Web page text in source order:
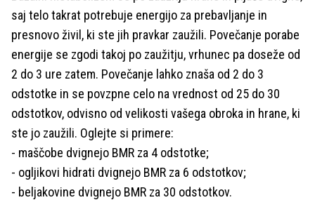
saj telo takrat potrebuje energijo za prebavljanje in
presnovo živil, ki ste jih pravkar zaužili. Povečanje porabe
energije se zgodi takoj po zaužitju, vrhunec pa doseže od
2 do 3 ure zatem. Povečanje lahko znaša od 2 do 3
odstotke in se povzpne celo na vrednost od 25 do 30
odstotkov, odvisno od velikosti vašega obroka in hrane, ki
ste jo zaužili. Oglejte si primere:
- maščobe dvignejo BMR za 4 odstotke;
- ogljikovi hidrati dvignejo BMR za 6 odstotkov;
- beljakovine dvignejo BMR za 30 odstotkov.